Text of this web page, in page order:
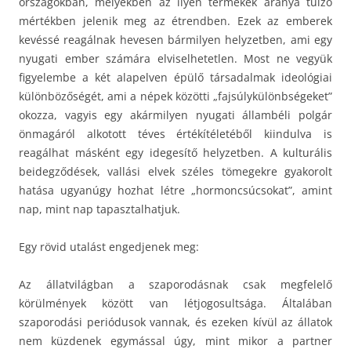
mértékben jelenik meg az étrendben. Ezek az emberek
kevéssé reagálnak hevesen bármilyen helyzetben, ami egy
nyugati ember számára elviselhetetlen. Most ne vegyük
figyelembe a két alapelven épülő társadalmak ideológiai
különbözőségét, ami a népek közötti „fajsúlykülönbségeket”
okozza, vagyis egy akármilyen nyugati állambéli polgár
önmagáról alkotott téves értékítéletéből kiindulva is
reagálhat másként egy idegesítő helyzetben. A kulturális
beidegződések, vallási elvek széles tömegekre gyakorolt
hatása ugyanúgy hozhat létre „hormoncsúcsokat”, amint
nap, mint nap tapasztalhatjuk.
Egy rövid utalást engedjenek meg:
Az állatvilágban a szaporodásnak csak megfelelő
körülmények között van létjogosultsága. Általában
szaporodási periódusok vannak, és ezeken kívül az állatok
nem küzdenek egymással úgy, mint mikor a partner